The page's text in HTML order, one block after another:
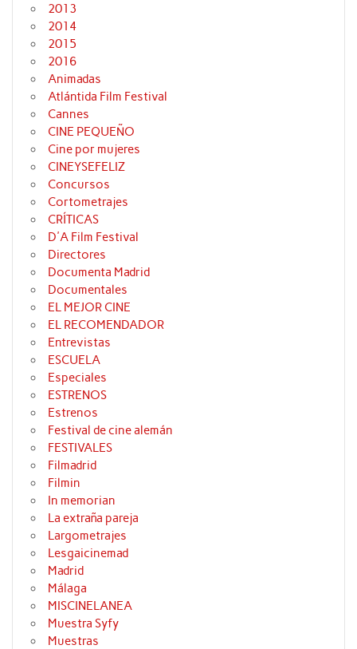
2013
2014
2015
2016
Animadas
Atlántida Film Festival
Cannes
CINE PEQUEÑO
Cine por mujeres
CINEYSEFELIZ
Concursos
Cortometrajes
CRÍTICAS
D'A Film Festival
Directores
Documenta Madrid
Documentales
EL MEJOR CINE
EL RECOMENDADOR
Entrevistas
ESCUELA
Especiales
ESTRENOS
Estrenos
Festival de cine alemán
FESTIVALES
Filmadrid
Filmin
In memorian
La extraña pareja
Largometrajes
Lesgaicinemad
Madrid
Málaga
MISCINELANEA
Muestra Syfy
Muestras